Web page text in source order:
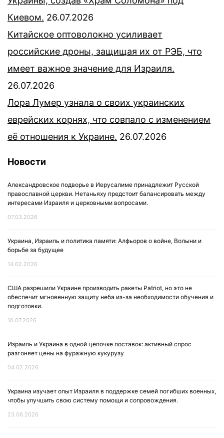
Киевом. 26.07.2026
Китайское оптоволокно усиливает
российские дроны, защищая их от РЭБ, что
имеет важное значение для Израиля.
26.07.2026
Лора Лумер узнала о своих украинских
еврейских корнях, что совпало с изменением
её отношения к Украине. 26.07.2026
Новости
Александровское подворье в Иерусалиме принадлежит Русской
православной церкви. Нетаньяху предстоит балансировать между
интересами Израиля и церковными вопросами.
07.03.2026
Украина, Израиль и политика памяти: Алфьоров о войне, Волыни и
борьбе за будущее
14.02.2026
США разрешили Украине производить ракеты Patriot, но это не
обеспечит мгновенную защиту неба из-за необходимости обучения и
подготовки.
10.07.2026
Израиль и Украина в одной цепочке поставок: активный спрос
разгоняет цены на фуражную кукурузу
04.02.2026
Украина изучает опыт Израиля в поддержке семей погибших военных,
чтобы улучшить свою систему помощи и сопровождения.
23.06.2026